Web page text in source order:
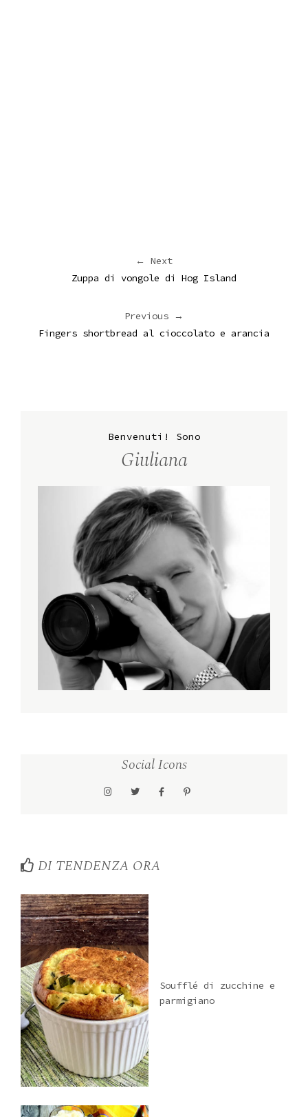
← Next
Zuppa di vongole di Hog Island
Previous →
Fingers shortbread al cioccolato e arancia
Benvenuti! Sono
Giuliana
Social Icons
DI TENDENZA ORA
Soufflé di zucchine e
parmigiano